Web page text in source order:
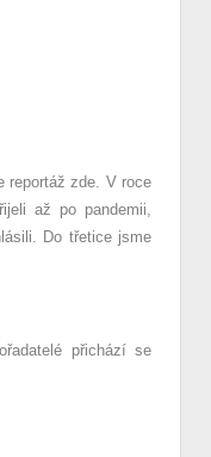
reportáž zde. V roce
až po pandemii,
Do třetice jsme
přichází se